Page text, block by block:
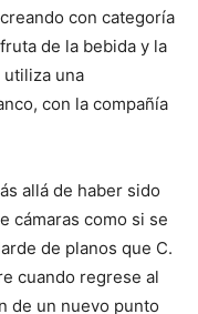
con categoría
de la bebida y la
utiliza una
con la compañía
allá de haber sido
cámaras como si se
de planos que C.
cuando regrese al
de un nuevo punto